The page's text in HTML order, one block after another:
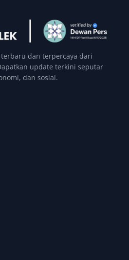
dan terpercaya dari
update terkini seputar
dan sosial.